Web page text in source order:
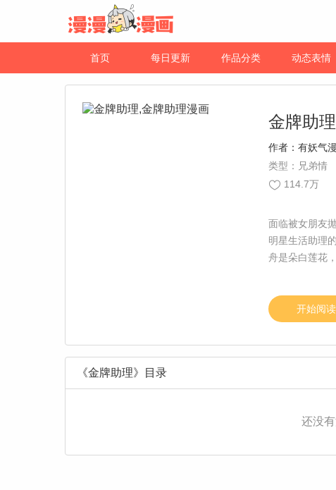
首页 每日更新 作品分类 动态表情
金牌助理
作者： 有妖气
类型：兄弟情
114.7万
面临被女朋友
明星生活助理
舟是朵白莲花
开始阅读
《金牌助理》目录
还没